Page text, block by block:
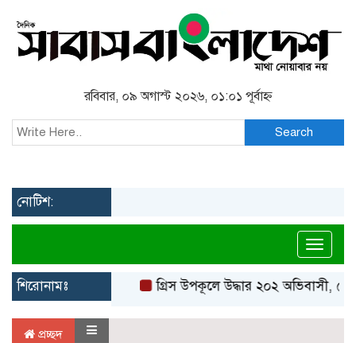
রবিবার, ০৯ অগাস্ট ২০২৬, ০১:০১ পূর্বাহ্ন
Search
নোটিশ:
শিরোনামঃ গ্রিস উপকূলে উদ্ধার ২০২ অভিবাসী,
প্রচ্ছদ